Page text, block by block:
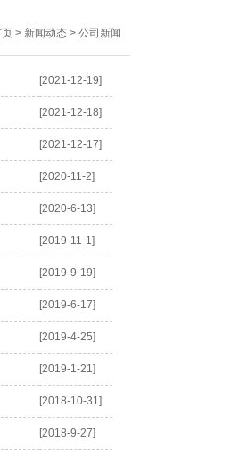
> 新闻动态 > 公司新闻
[2021-12-19]
[2021-12-18]
[2021-12-17]
[2020-11-2]
[2020-6-13]
[2019-11-1]
[2019-9-19]
[2019-6-17]
[2019-4-25]
[2019-1-21]
[2018-10-31]
[2018-9-27]